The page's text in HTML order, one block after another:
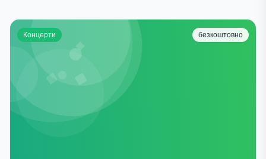
Концерти безкоштовно